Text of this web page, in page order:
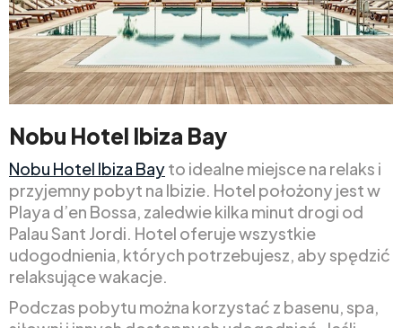
Nobu Hotel Ibiza Bay
Nobu Hotel Ibiza Bayto idealne miejsce na relaks i
przyjemny pobyt na Ibizie. Hotel położony jest w
Playa d’en Bossa, zaledwie kilka minut drogi od
Palau Sant Jordi. Hotel oferuje wszystkie
udogodnienia, których potrzebujesz, aby spędzić
relaksujące wakacje.
Podczas pobytu można korzystać z basenu, spa,